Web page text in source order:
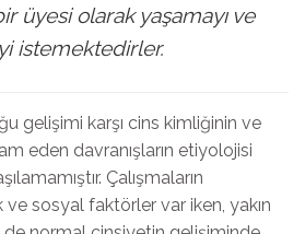
üyesi olarak yaşamayı ve
istemektedirler.
gelişimi karşı cins kimliğinin ve
eden davranışların etiyolojisi
Çalışmaların
sosyal faktörler var iken, yakın